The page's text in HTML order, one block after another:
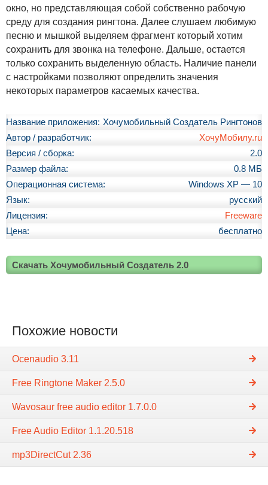
окно, но представляющая собой собственно рабочую
среду для создания рингтона. Далее слушаем любимую
песню и мышкой выделяем фрагмент который хотим
сохранить для звонка на телефоне. Дальше, остается
только сохранить выделенную область. Наличие панели
с настройками позволяют определить значения
некоторых параметров касаемых качества.
Название приложения: Хочумобильный Создатель Рингтонов
Автор / разработчик:
ХочуМобилу.ru
Версия / сборка:
2.0
Размер файла:
0.8 МБ
Операционная система:
Windows XP — 10
Язык:
русский
Лицензия:
Freeware
Цена:
бесплатно
Скачать Хочумобильный Создатель 2.0
Похожие новости
Ocenaudio 3.11
Free Ringtone Maker 2.5.0
Wavosaur free audio editor 1.7.0.0
Free Audio Editor 1.1.20.518
mp3DirectCut 2.36